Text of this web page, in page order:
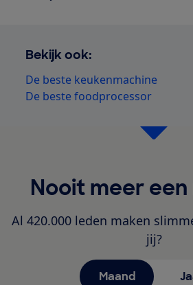
Bekijk ook:
De beste keukenmachine
De beste foodprocessor
Nooit meer
Al 420.000 leden maken
jij?
Maand